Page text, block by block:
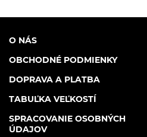
O NÁS
OBCHODNÉ PODMIENKY
DOPRAVA A PLATBA
TABUĽKA VEĽKOSTÍ
SPRACOVANIE OSOBNÝCH
ÚDAJOV